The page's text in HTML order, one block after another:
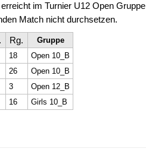
im Turnier U12 Open Gruppe
Match nicht durchsetzen.
Rg.
Gruppe
18
Open 10_B
26
Open 10_B
3
Open 12_B
16 Girls 10_B